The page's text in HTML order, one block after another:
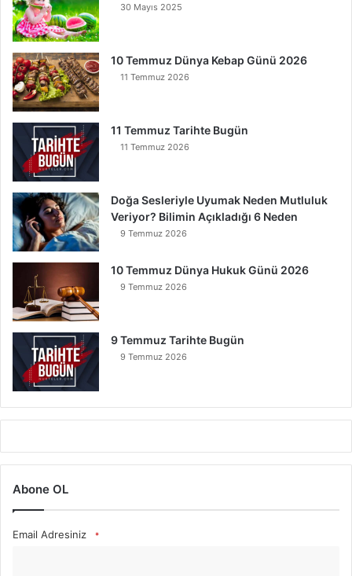
K
u
r
t
u
l
u
r
30 Mayıs 2025
10 Temmuz Dünya Kebap Günü 2026
11 Temmuz 2026
11 Temmuz Tarihte Bugün
11 Temmuz 2026
Doğa Sesleriyle Uyumak Neden Mutluluk
Veriyor? Bilimin Açıkladığı 6 Neden
9 Temmuz 2026
10 Temmuz Dünya Hukuk Günü 2026
9 Temmuz 2026
9 Temmuz Tarihte Bugün
9 Temmuz 2026
Abone OL
Email Adresiniz *